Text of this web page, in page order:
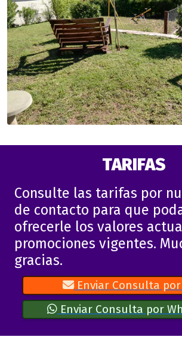
TARIFAS
Consulte las tarifas por
de contacto para que
ofrecerle los valores
promociones vigentes.
gracias.
Enviar Consulta
Enviar Consulta por